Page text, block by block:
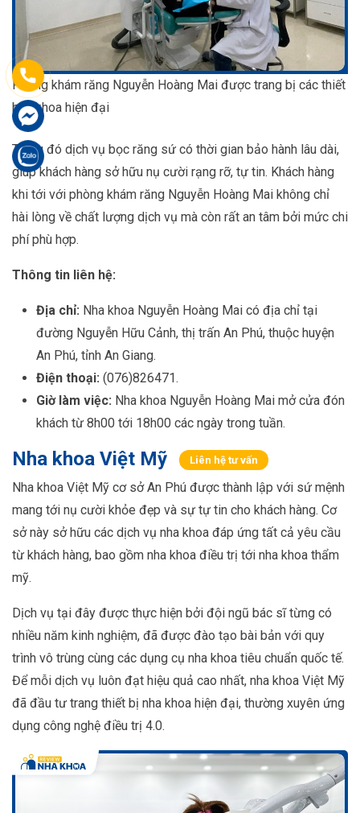
Phòng khám răng Nguyễn Hoàng Mai được trang bị các thiết
bị y khoa hiện đại
Trong đó dịch vụ bọc răng sứ có thời gian bảo hành lâu dài,
giúp khách hàng sở hữu nụ cười rạng rỡ, tự tin. Khách hàng
khi tới với phòng khám răng Nguyễn Hoàng Mai không chỉ
hài lòng về chất lượng dịch vụ mà còn rất an tâm bởi mức chi
phí phù hợp.
Thông tin liên hệ:
Địa chỉ: Nha khoa Nguyễn Hoàng Mai có địa chỉ tại
đường Nguyễn Hữu Cảnh, thị trấn An Phú, thuộc huyện
An Phú, tỉnh An Giang.
Điện thoại: (076)826471.
Giờ làm việc: Nha khoa Nguyễn Hoàng Mai mở cửa đón
khách từ 8h00 tới 18h00 các ngày trong tuần.
Nha khoa Việt Mỹ Liên hệ tư vấn
Nha khoa Việt Mỹ cơ sở An Phú được thành lập với sứ mệnh
mang tới nụ cười khỏe đẹp và sự tự tin cho khách hàng. Cơ
sở này sở hữu các dịch vụ nha khoa đáp ứng tất cả yêu cầu
từ khách hàng, bao gồm nha khoa điều trị tới nha khoa thẩm
mỹ.
Dịch vụ tại đây được thực hiện bởi đội ngũ bác sĩ từng có
nhiều năm kinh nghiệm, đã được đào tạo bài bản với quy
trình vô trùng cùng các dụng cụ nha khoa tiêu chuẩn quốc tế.
Để mỗi dịch vụ luôn đạt hiệu quả cao nhất, nha khoa Việt Mỹ
đã đầu tư trang thiết bị nha khoa hiện đại, thường xuyên ứng
dụng công nghệ điều trị 4.0.